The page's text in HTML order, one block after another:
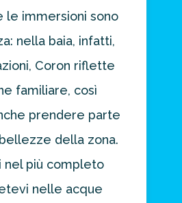
le immersioni sono
nella baia, infatti,
Coron riflette
familiare, così
prendere parte
della zona.
nel più completo
nelle acque